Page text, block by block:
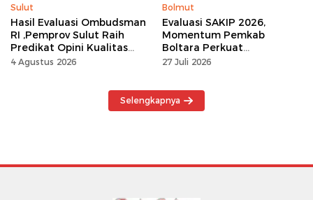
Sulut
Hasil Evaluasi Ombudsman
RI ,Pemprov Sulut Raih
Predikat Opini Kualitas
Tinggi Tanpa
4 Agustus 2026
Bolmut
Evaluasi SAKIP 2026,
Momentum Pemkab
Boltara Perkuat
Akuntabilitas dan Kinerja
27 Juli 2026
Selengkapnya